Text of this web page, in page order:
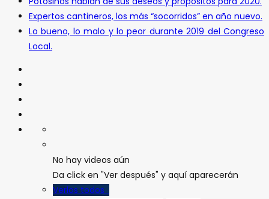
Expertos cantineros, los más “socorridos” en año nuevo.
Lo bueno, lo malo y lo peor durante 2019 del Congreso
Local.
No hay videos aún
Da click en "Ver después" y aquí aparecerán
Verlos todos